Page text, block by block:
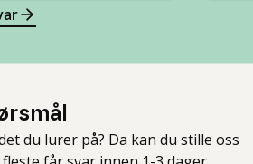
du lurer på? Da kan du stille oss